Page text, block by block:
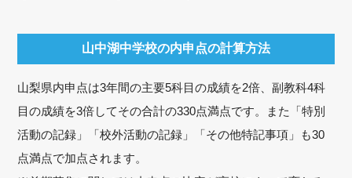
山中湖中学校の内申点の計算方法
山梨県内申点は3年間の主要5科目の成績を2倍、副教科4科
目の成績を3倍してその合計の330点満点です。また「特別
活動の記録」「校外活動の記録」「その他特記事項」も30
点満点で加点されます。